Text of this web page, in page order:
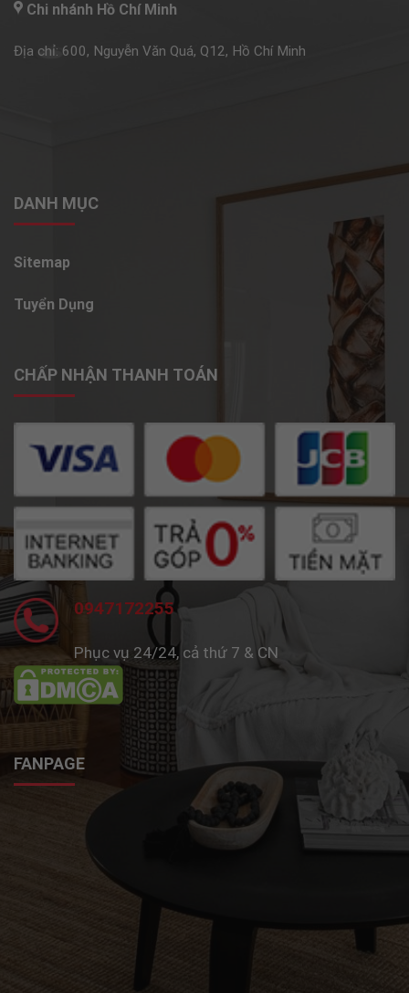
Chi nhánh Hồ Chí Minh
Địa chỉ: 600, Nguyễn Văn Quá, Q12, Hồ Chí Minh
DANH MỤC
Sitemap
Tuyển Dụng
CHẤP NHẬN THANH TOÁN
0947172255
Phục vụ 24/24, cả thứ 7 & CN
FANPAGE